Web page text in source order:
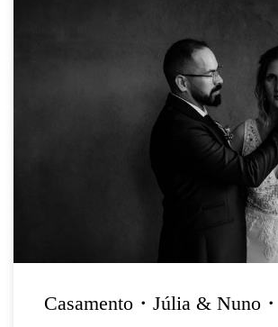
Casamento・Júlia & Nuno